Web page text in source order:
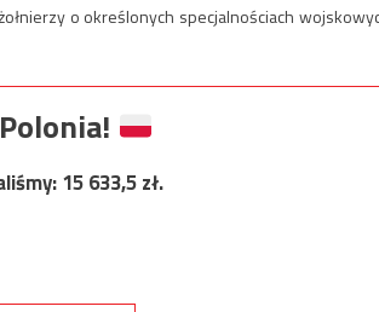
o określonych specjalnościach
15 633,5zł.